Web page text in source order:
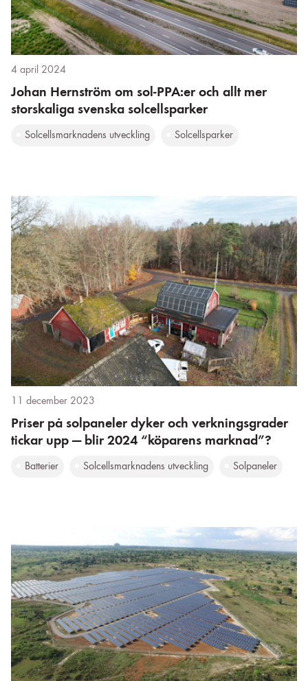
4 april 2024
Johan Hernström om sol-PPA:er och allt mer
storskaliga svenska solcellsparker
Solcellsmarknadens utveckling Solcellsparker
11 december 2023
Priser på solpaneler dyker och verkningsgrader
tickar upp — blir 2024 “köparens marknad”?
Batterier Solcellsmarknadens utveckling Solpaneler